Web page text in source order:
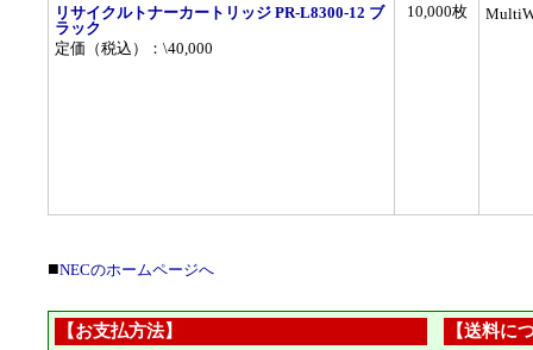
リサイクルトナーカートリッジ PR-L8300-12 ブ
ラック
定価（税込）：\40,000
10,000枚
■NECのホームページへ
【お支払方法】 【送料に